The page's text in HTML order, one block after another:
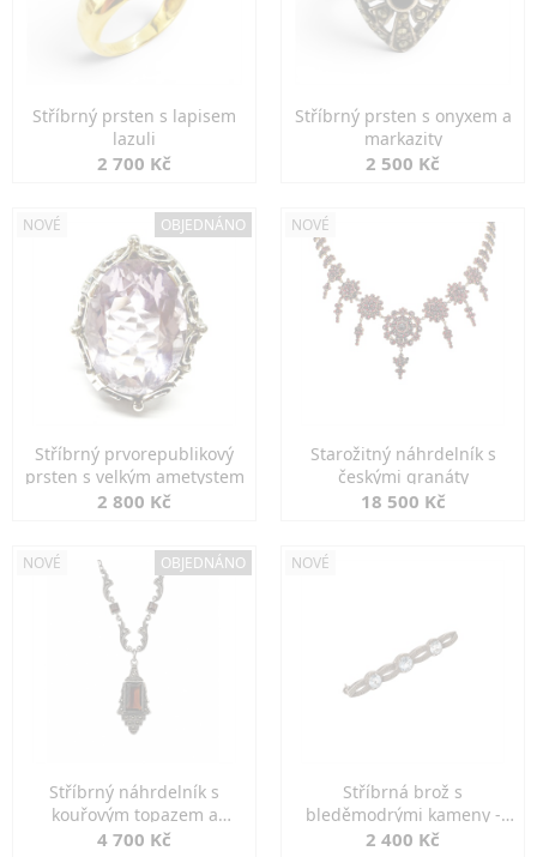
Stříbrný prsten s lapisem
lazuli
2 700 Kč
Stříbrný prsten s onyxem a
markazity
2 500 Kč
NOVÉ OBJEDNÁNO
Stříbrný prvorepublikový
prsten s velkým ametystem
2 800 Kč
NOVÉ
Starožitný náhrdelník s
českými granáty
18 500 Kč
NOVÉ OBJEDNÁNO
Stříbrný náhrdelník s
kouřovým topazem a
markazity
4 700 Kč
NOVÉ
Stříbrná brož s
bleděmodrými kameny -
jemná elegance
2 400 Kč